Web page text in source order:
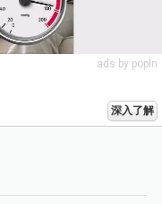
ads by popIn
深入了解